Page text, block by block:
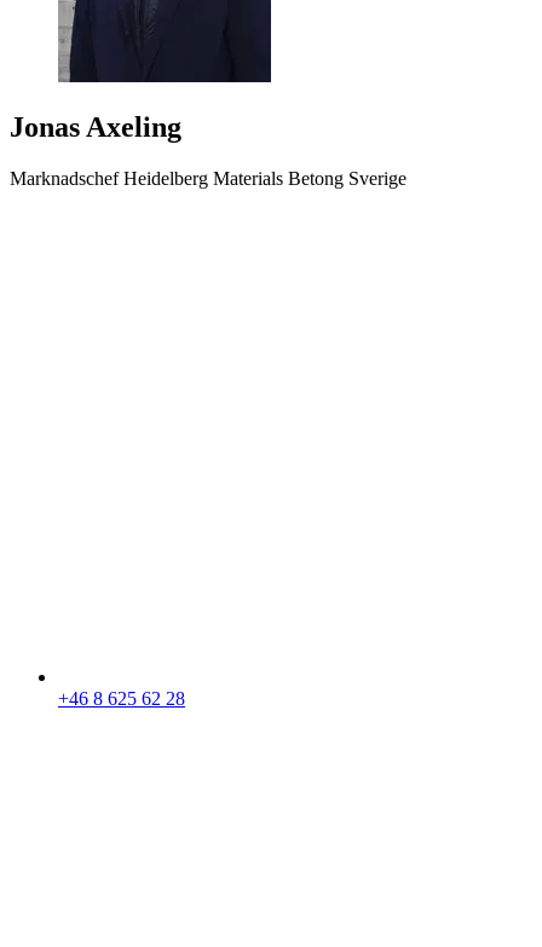
Jonas Axeling
Marknadschef Heidelberg Materials Betong Sverige
+46 8 625 62 28